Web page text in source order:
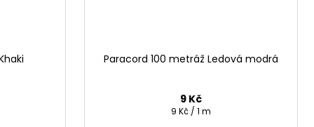
Paracord 100 metráž Ledová modrá
9 Kč
Měrná
9 Kč / 1 m